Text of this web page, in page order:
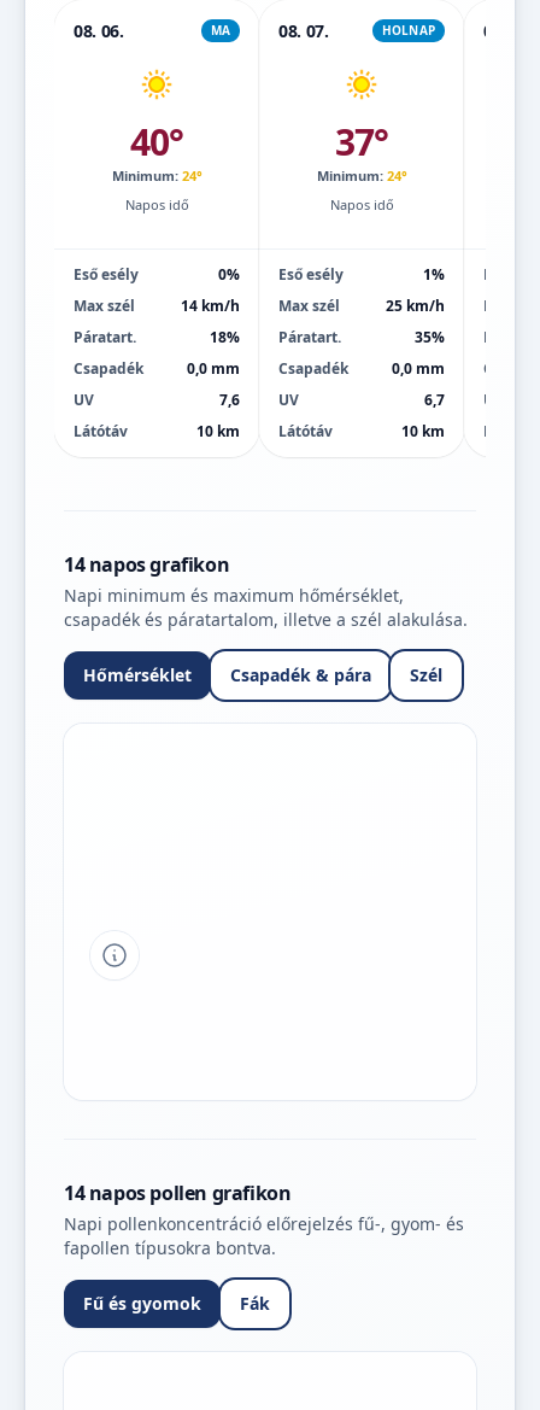
08. 06. MA
40°
Minimum: 24°
Napos idő
Eső esély
0%
Max szél
14 km/h
Páratart.
18%
Csapadék
0,0 mm
UV
7,6
Látótáv
10 km
08. 07. HOLNAP
37°
Minimum: 24°
Napos idő
Eső esély
1%
Max szél
25 km/h
Páratart.
35%
Csapadék
0,0 mm
UV
6,7
Látótáv
10 km
08. 08.
Eső
Max
UV
Látótáv
14 napos grafikon
Napi minimum és maximum hőmérséklet,
csapadék és páratartalom, illetve a szél alakulása.
Hőmérséklet Csapadék & pára Szél
Tipp a grafikon jelmagyarázatához
14 napos pollen grafikon
Napi pollenkoncentráció előrejelzés fű-, gyom- és
fapollen típusokra bontva.
Fű és gyomok Fák